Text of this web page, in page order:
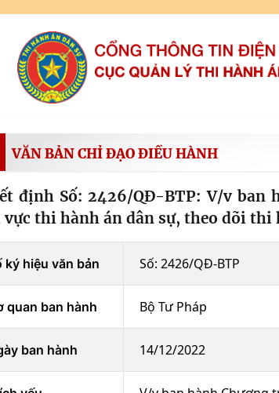
VĂN BẢN CHỈ ĐẠO ĐIỀU HÀNH
định Số: 2426/QĐ-BTP: V/v
thi hành án dân sự, theo dõi thi
ký hiệu văn bản Số: 2426/QĐ-BTP
quan ban hành Bộ Tư Pháp
ban hành 14/12/2022